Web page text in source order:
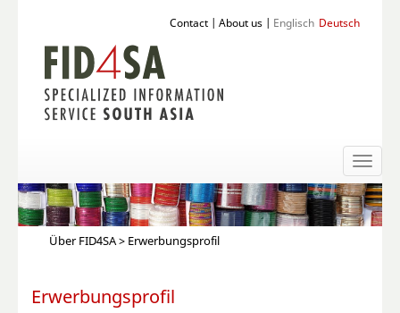
Deutsch
Englisch
Contact | About us |
Über FID4SA> Erwerbungsprofil
Erwerbungsprofil